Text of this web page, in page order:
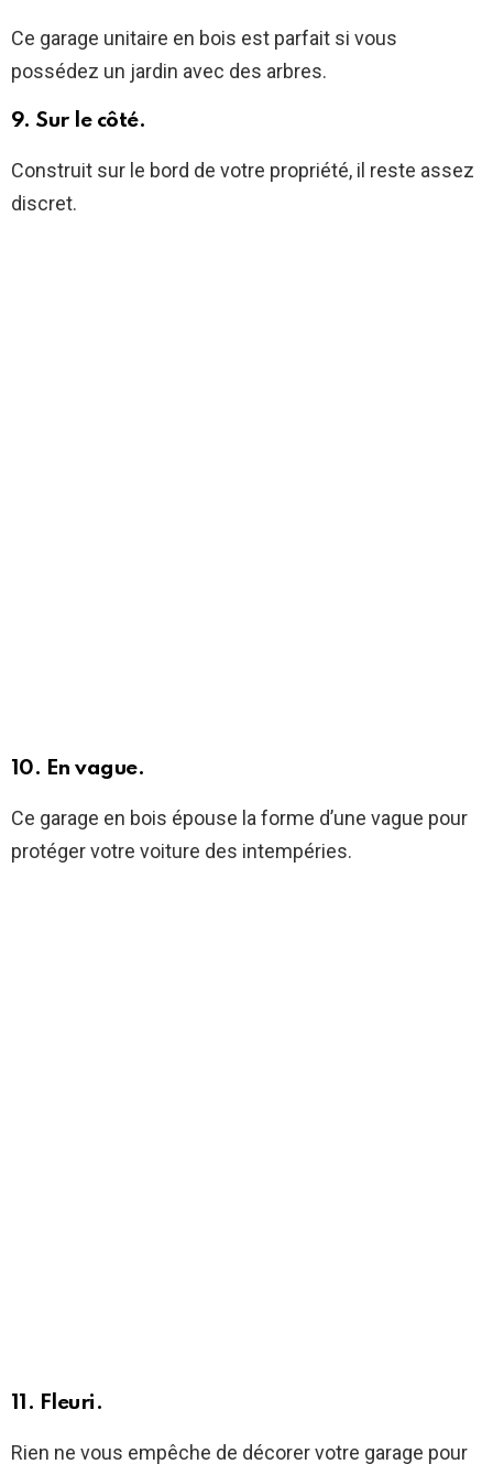
Ce garage unitaire en bois est parfait si vous
possédez un jardin avec des arbres.
9. Sur le côté.
Construit sur le bord de votre propriété, il reste assez
discret.
10. En vague.
Ce garage en bois épouse la forme d’une vague pour
protéger votre voiture des intempéries.
11. Fleuri.
Rien ne vous empêche de décorer votre garage pour